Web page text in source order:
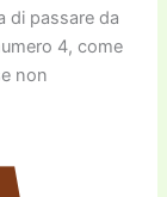
di passare da
4, come
non